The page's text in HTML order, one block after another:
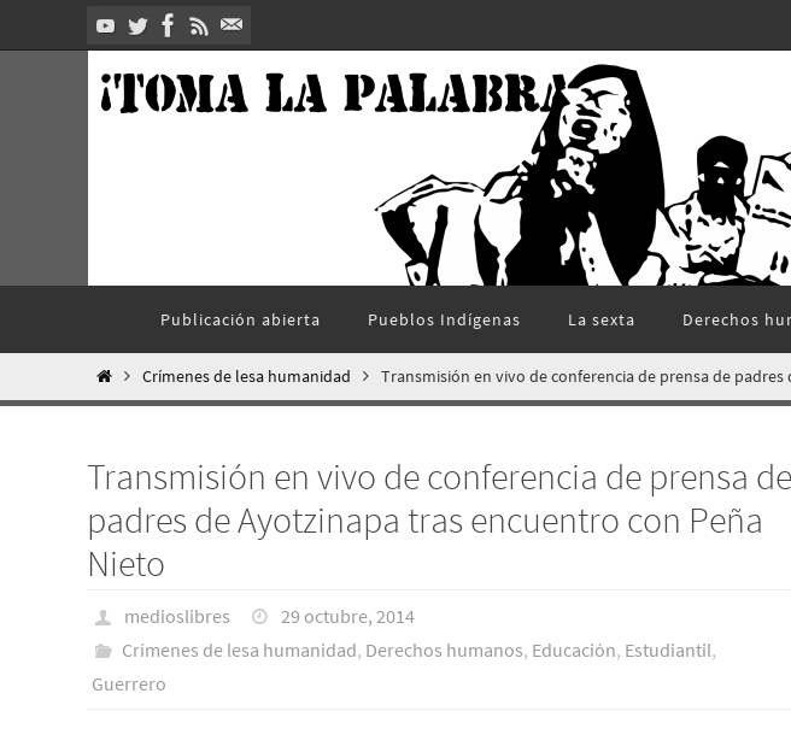
al
contenido
Publicación abierta Pueblos Indí­genas La sexta Derechos
InicioCrímenes de lesa humanidad Transmisión en vivo de conferencia de prensa de
Transmisión en vivo de conferencia de prensa de
padres de Ayotzinapa tras encuentro con Peña
Nieto
medioslibres
29 octubre, 2014
Crímenes de lesa humanidad, Derechos humanos, Educación, Estudiantil,
Guerrero